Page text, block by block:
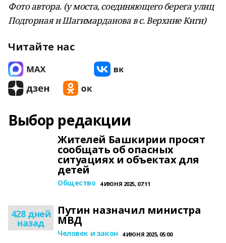
Фото автора. (у моста, соединяющего берега улиц
Подгорная и Шагимарданова в с. Верхние Киги)
Читайте нас
Выбор редакции
Жителей Башкирии просят
сообщать об опасных
ситуациях и объектах для
детей
Общество 4 ИЮНЯ 2025, 07:11
428 дней
назад
Путин назначил министра
МВД
Человек и закон 4 ИЮНЯ 2025, 05:00